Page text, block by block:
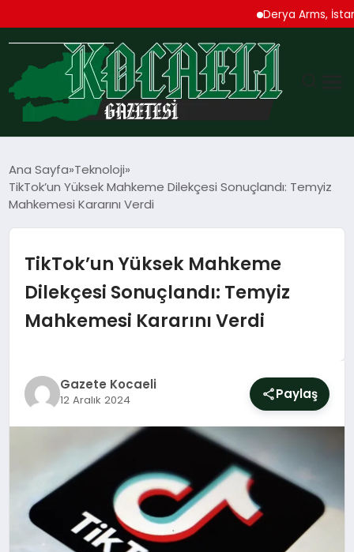
Derya Arms,
TEKNOLOJI
MAGAZIN
YAŞAM
SAĞLIK
EĞITIM
Ana Sayfa Teknoloji
TikTok’un Yüksek Mahkeme Dilekçesi Sonuçlandı: Temyiz
Mahkemesi Kararını Verdi
TikTok’un Yüksek Mahkeme
Dilekçesi Sonuçlandı: Temyiz
Mahkemesi Kararını Verdi
Gazete Kocaeli
12 Aralık 2024 Paylaş